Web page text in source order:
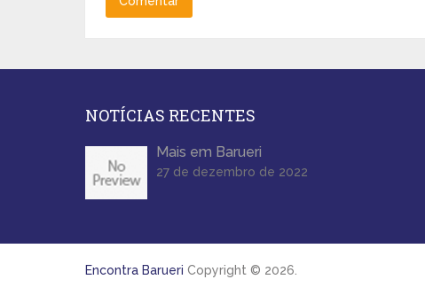
NOTÍCIAS RECENTES
Mais em Barueri
27 de dezembro de 2022
Encontra Barueri Copyright © 2026.